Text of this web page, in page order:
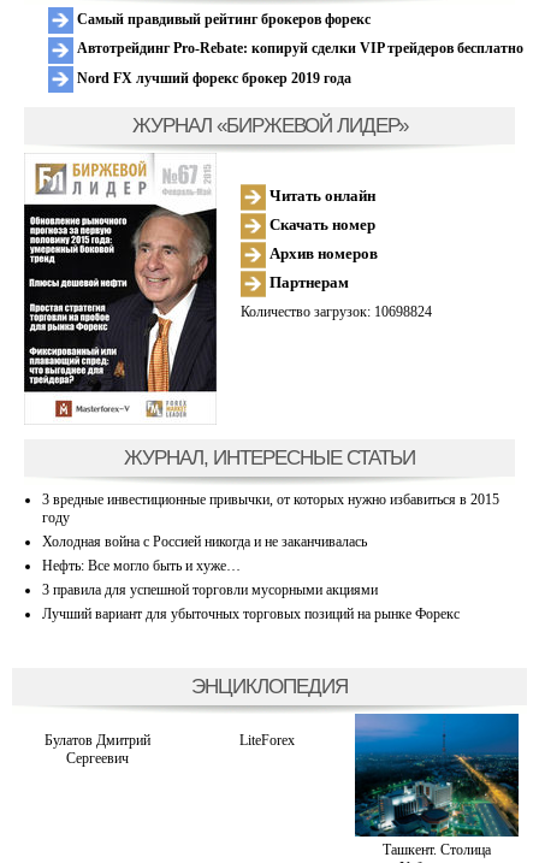
Самый правдивый рейтинг брокеров форекс
Автотрейдинг Pro-Rebate: копируй сделки VIP трейдеров бесплатно
Nord FX лучший форекс брокер 2019 года
ЖУРНАЛ «БИРЖЕВОЙ ЛИДЕР»
Читать онлайн
Скачать номер
Архив номеров
Партнерам
Количество загрузок: 10698824
ЖУРНАЛ, ИНТЕРЕСНЫЕ СТАТЬИ
3 вредные инвестиционные привычки, от которых нужно избавиться в 2015
году
Холодная война с Россией никогда и не заканчивалась
Нефть: Все могло быть и хуже…
3 правила для успешной торговли мусорными акциями
Лучший вариант для убыточных торговых позиций на рынке Форекс
ЭНЦИКЛОПЕДИЯ
Булатов Дмитрий
Сергеевич
LiteForex
Ташкент. Столица